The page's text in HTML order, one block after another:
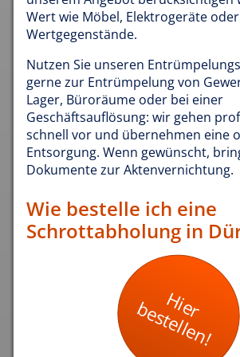
Wert wie Möbel, Elektrogeräte
Wertgegenstände.
Nutzen Sie unseren
gerne zur Entrümpelung von
Lager, Büroräume oder bei einer
Geschäftsauflösung: wir gehen
schnell vor und übernehmen eine
Entsorgung. Wenn gewünscht,
Dokumente zur Aktenvernichtung.
Wie bestelle ich eine
Schrottabholung in
Hier
bestellen!